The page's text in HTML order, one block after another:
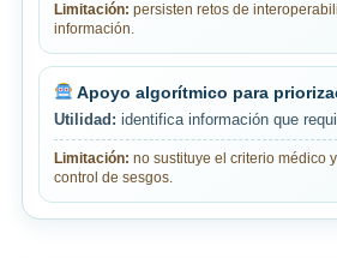
Limitación: persisten retos de
información.
Apoyo algorítmico para
Utilidad: identifica información que
Limitación: no sustituye el criterio médico
control de sesgos.